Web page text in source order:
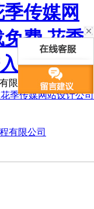
传媒网
费,花季
限公司为您免费提供
季传媒网站设计公司